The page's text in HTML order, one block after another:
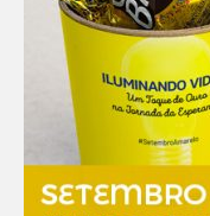
Setembro
Outubro
Novembro
Outras